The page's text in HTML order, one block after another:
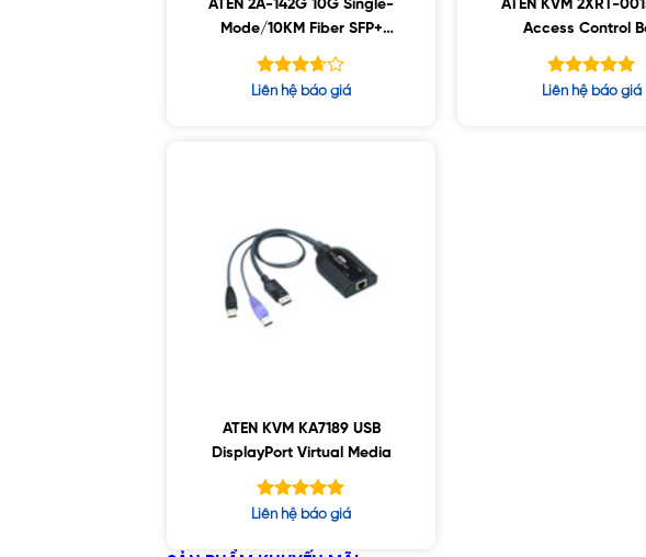
ATEN 2A-142G 10G Single-
Mode/10KM Fiber SFP+
Module
Được
Liên hệ báo giá
ATEN KVM 2XRT-
Access Control
Được xếp
Liên hệ báo giá
ATEN KVM KA7189 USB
DisplayPort Virtual Media
Được xếp
5 sao
Liên hệ báo giá